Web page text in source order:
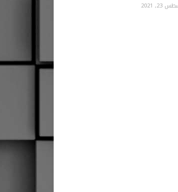
23, 2021